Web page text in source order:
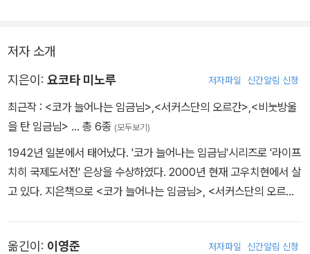
저자 소개
지은이: 요코타 미노루 저자파일 신간알림 신청
최근작 : <코가 늘어나는 임금님>,<서커스단의 오르간>,<비눗방울
을 탄 임금님> … 총 6종 (모두보기)
1942년 일본에서 태어났다. '코가 늘어나는 임금님'시리즈로 '라이프
치히 국제도서전' 은상을 수상하였다. 2000년 현재 고우치현에서 살
고 있다. 지은책으로 <코가 늘어나는 임금님>, <서커스단의 오르간
옮긴이: 이영준 저자파일 신간알림 신청